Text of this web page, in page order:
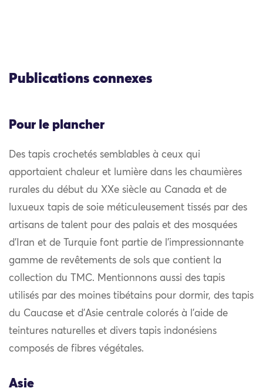
Publications connexes
Pour le plancher
Des tapis crochetés semblables à ceux qui
apportaient chaleur et lumière dans les chaumières
rurales du début du XXe siècle au Canada et de
luxueux tapis de soie méticuleusement tissés par des
artisans de talent pour des palais et des mosquées
d’Iran et de Turquie font partie de l’impressionnante
gamme de revêtements de sols que contient la
collection du TMC. Mentionnons aussi des tapis
utilisés par des moines tibétains pour dormir, des tapis
du Caucase et d’Asie centrale colorés à l’aide de
teintures naturelles et divers tapis indonésiens
composés de fibres végétales.
Asie